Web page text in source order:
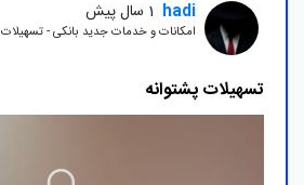
hadi 1 سال پیش
امکانات و خدمات جدید بانکی - تسهیلات
تسهیلات پشتوانه